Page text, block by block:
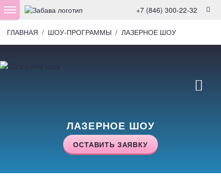
+7 (846) 300-22-32
ГЛАВНАЯ / ШОУ-ПРОГРАММЫ / ЛАЗЕРНОЕ ШОУ
ЛАЗЕРНОЕ ШОУ
ОСТАВИТЬ ЗАЯВКУ